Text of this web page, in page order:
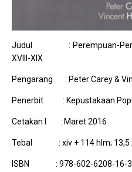
Judul : Perempuan-
XVIII-XIX
Pengarang : Peter Carey &
Penerbit : Kepustakaan
Cetakan I : Maret 2016
Tebal : xiv + 114 hlm; 13,5
ISBN : 978-602-6208-16-3